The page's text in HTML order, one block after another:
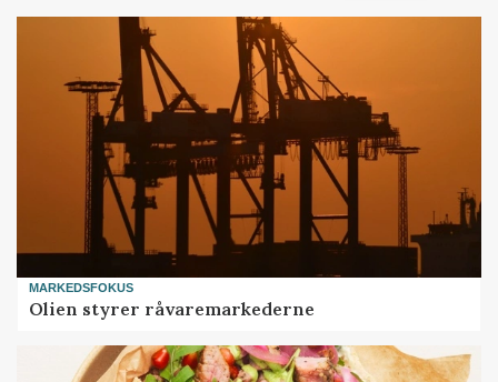
MARKEDSFOKUS
Olien styrer råvaremarkederne